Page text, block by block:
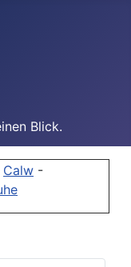
Blick.
Calw -